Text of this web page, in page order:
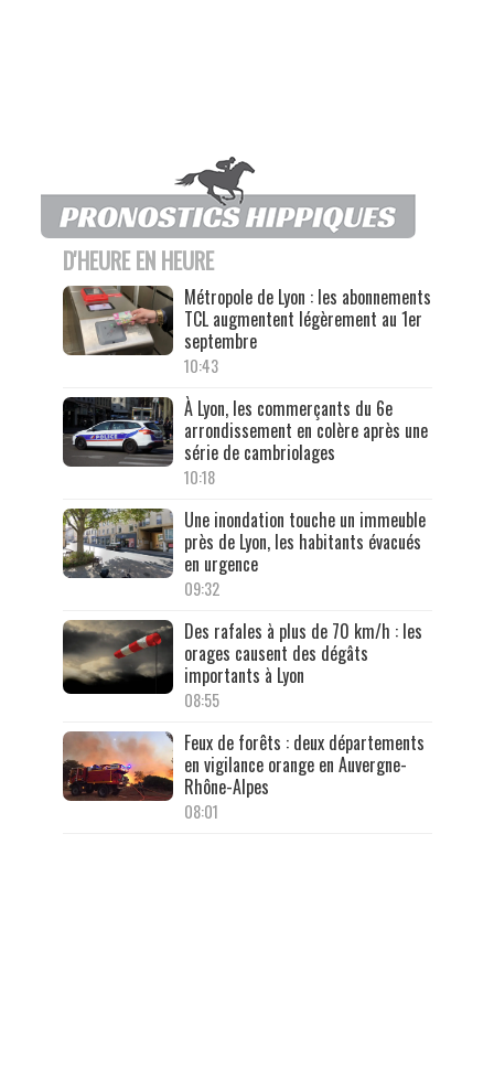
D'HEURE EN HEURE
Métropole de Lyon : les abonnements
TCL augmentent légèrement au 1er
septembre
10:43
À Lyon, les commerçants du 6e
arrondissement en colère après une
série de cambriolages
10:18
Une inondation touche un immeuble
près de Lyon, les habitants évacués
en urgence
09:32
Des rafales à plus de 70 km/h : les
orages causent des dégâts
importants à Lyon
08:55
Feux de forêts : deux départements
en vigilance orange en Auvergne-
Rhône-Alpes
08:01